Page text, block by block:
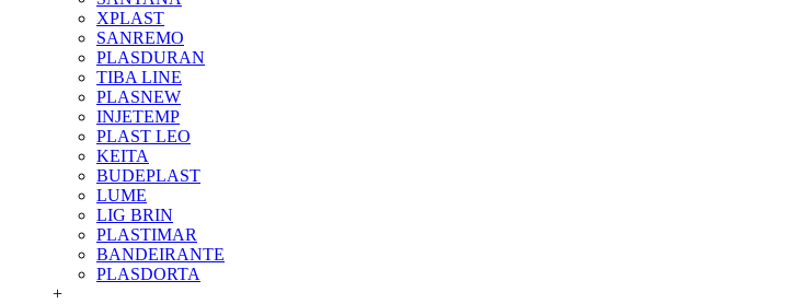
XPLAST
SANREMO
PLASDURAN
TIBA LINE
PLASNEW
INJETEMP
PLAST LEO
KEITA
BUDEPLAST
LUME
LIG BRIN
PLASTIMAR
BANDEIRANTE
PLASDORTA
+